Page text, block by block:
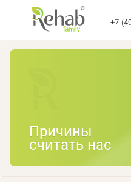
+7
Причины
считать нас